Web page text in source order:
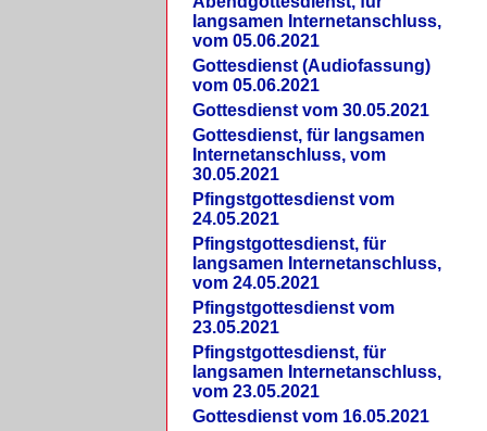
langsamen Internetanschluss,
vom 05.06.2021
Gottesdienst (Audiofassung)
vom 05.06.2021
Gottesdienst vom 30.05.2021
Gottesdienst, für langsamen
Internetanschluss, vom
30.05.2021
Pfingstgottesdienst vom
24.05.2021
Pfingstgottesdienst, für
langsamen Internetanschluss,
vom 24.05.2021
Pfingstgottesdienst vom
23.05.2021
Pfingstgottesdienst, für
langsamen Internetanschluss,
vom 23.05.2021
Gottesdienst vom 16.05.2021